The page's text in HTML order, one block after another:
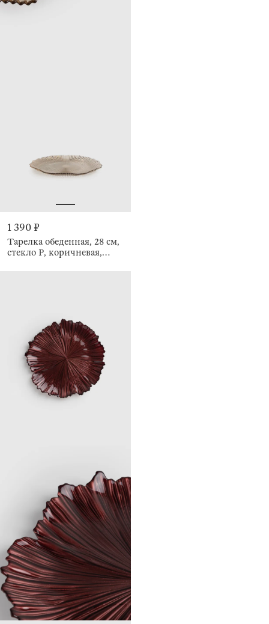
1 390 ₽
Тарелка обеденная, 28 см,
стекло Р, коричневая,